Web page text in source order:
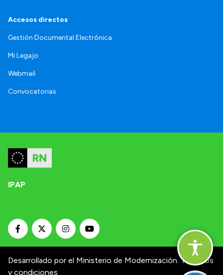
Accesos directos
Gestión Documental Electrónica
Mi Legajo
Webmail
Convocatorias
IPAP
Desarrollado por el Ministerio de Modernización. Términos
y condiciones